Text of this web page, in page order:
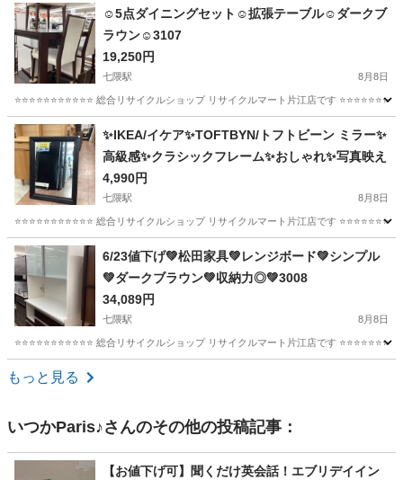
福岡 福岡市 七隈駅 ダイニングセット 店舗
☺️5点ダイニングセット☺️拡張テーブル☺️ダークブ
ラウン☺️3107
19,250円
七隈駅 8月8日
⭐️⭐️⭐️⭐️⭐️⭐️⭐️⭐️⭐️⭐️⭐️ 総合リサイクルショップ リサイクルマート片江店です
福岡 福岡市 ダイニングセット
✨IKEA/イケア✨TOFTBYN/トフトビーン ミラー✨
高級感✨クラシックフレーム✨おしゃれ✨写真映え
4,990円
七隈駅 8月8日
⭐️⭐️⭐️⭐️⭐️⭐️⭐️⭐️⭐️⭐️⭐️ 総合リサイクルショップ リサイクルマート片江店です
福岡 福岡市 七隈駅 ミラー/鏡 トフトビーン
6/23値下げ💚松田家具💚レンジボード💚シンプル
💚ダークブラウン💚収納力◎💚3008
34,089円
七隈駅 8月8日
⭐️⭐️⭐️⭐️⭐️⭐️⭐️⭐️⭐️⭐️⭐️ 総合リサイクルショップ リサイクルマート片江店です
福岡 福岡市
もっと見る
いつかParis♪さんのその他の投稿記事：
【お値下げ可】聞くだけ英会話！エブリデイイン